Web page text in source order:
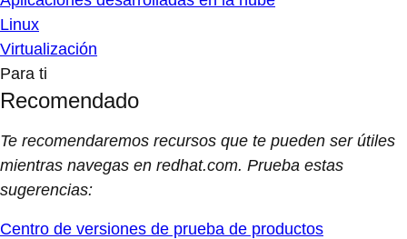
Linux
Virtualización
Para ti
Recomendado
Te recomendaremos recursos que te pueden ser útiles
mientras navegas en redhat.com. Prueba estas
sugerencias:
Centro de versiones de prueba de productos